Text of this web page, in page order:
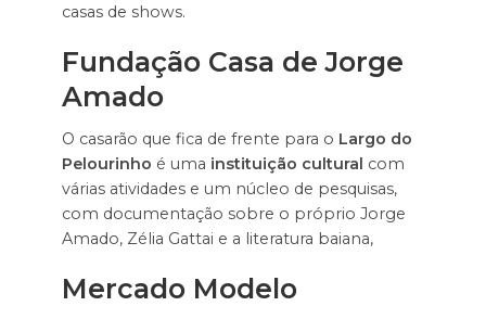
casas de shows.
Fundação Casa de Jorge
Amado
O casarão que fica de frente para o Largo do
Pelourinho é uma instituição cultural com
várias atividades e um núcleo de pesquisas,
com documentação sobre o próprio Jorge
Amado, Zélia Gattai e a literatura baiana,
Mercado Modelo